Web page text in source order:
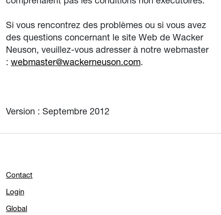
Si vous rencontrez des problèmes ou si vous avez
des questions concernant le site Web de Wacker
Neuson, veuillez-vous adresser à notre webmaster
: webmaster@wackerneuson.com.
Version : Septembre 2012
Contact
Login
Global